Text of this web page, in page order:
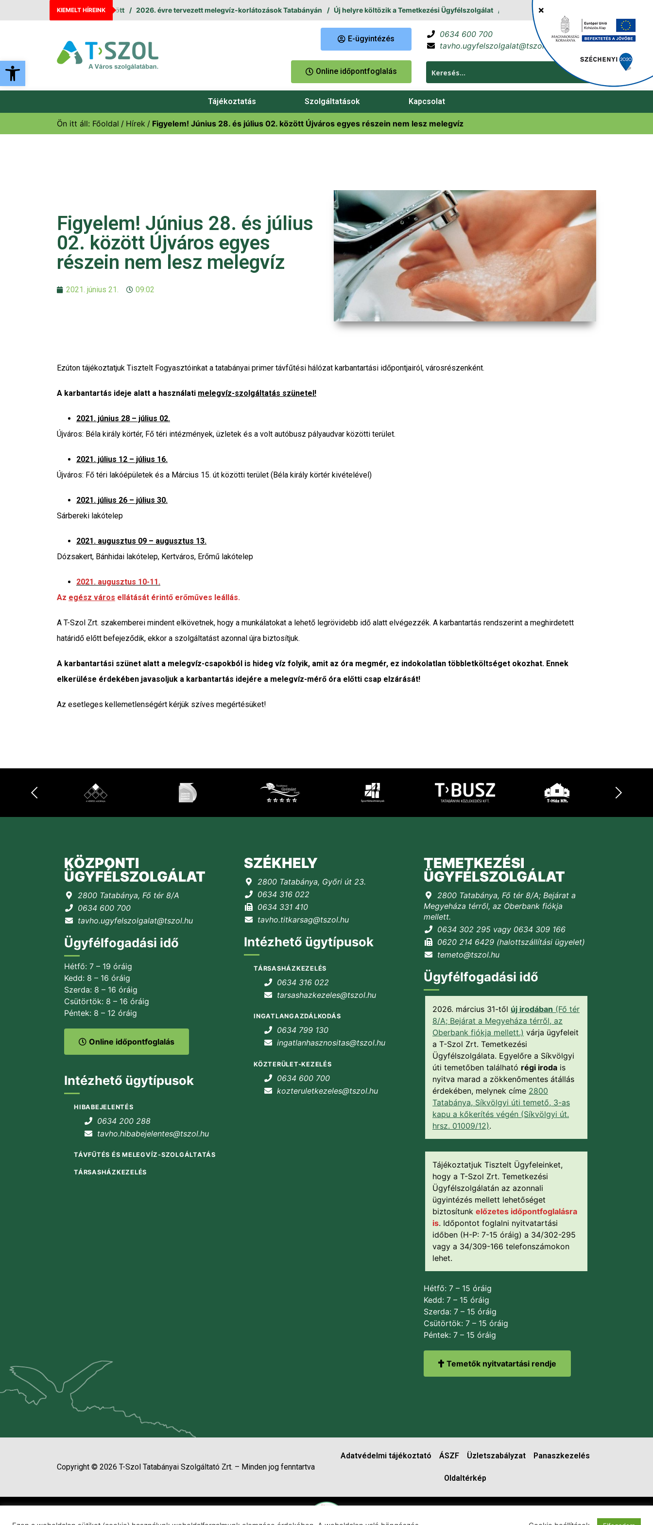
Eszköztár megnyitása
KIEMELT HÍREINK
augusztus 11. és 12. között 2026. évre tervezett melegvíz-korlátozások Tatabányán Új helyre költözik a Temetkezési Ügyfélszolgálat
E-ügyintézés
Online időpontfoglalás
0634 600 700
tavho.ugyfelszolgalat@tszol.hu
Tájékoztatás Szolgáltatások Kapcsolat
Ön itt áll: Főoldal Hírek Figyelem! Június 28. és július 02. között Újváros egyes részein nem lesz melegvíz
Figyelem! Június 28. és július
02. között Újváros egyes
részein nem lesz melegvíz
2021. június 21. 09:02
Ezúton tájékoztatjuk Tisztelt Fogyasztóinkat a tatabányai primer távfűtési hálózat karbantartási időpontjairól, városrészenként.
A karbantartás ideje alatt a használati melegvíz-szolgáltatás szünetel!
2021. június 28 – július 02.
Újváros: Béla király körtér, Fő téri intézmények, üzletek és a volt autóbusz pályaudvar közötti terület.
2021. július 12 – július 16.
Újváros: Fő téri lakóépületek és a Március 15. út közötti terület (Béla király körtér kivételével)
2021. július 26 – július 30.
Sárbereki lakótelep
2021. augusztus 09 – augusztus 13.
Dózsakert, Bánhidai lakótelep, Kertváros, Erőmű lakótelep
2021. augusztus 10-11.
Az egész város ellátását érintő erőműves leállás.
A T-Szol Zrt. szakemberei mindent elkövetnek, hogy a munkálatokat a lehető legrövidebb idő alatt elvégezzék. A karbantartás rendszerint a meghirdetett
határidő előtt befejeződik, ekkor a szolgáltatást azonnal újra biztosítjuk.
A karbantartási szünet alatt a melegvíz-csapokból is hideg víz folyik, amit az óra megmér, ez indokolatlan többletköltséget okozhat. Ennek
elkerülése érdekében javasoljuk a karbantartás idejére a melegvíz-mérő óra előtti csap elzárását!
Az esetleges kellemetlenségért kérjük szíves megértésüket!
KÖZPONTI
ÜGYFÉLSZOLGÁLAT
2800 Tatabánya, Fő tér 8/A
0634 600 700
tavho.ugyfelszolgalat@tszol.hu
Ügyfélfogadási idő
Hétfő: 7 – 19 óráig
Kedd: 8 – 16 óráig
Szerda: 8 – 16 óráig
Csütörtök: 8 – 16 óráig
Péntek: 8 – 12 óráig
Online időpontfoglalás
Intézhető ügytípusok
HIBABEJELENTÉS
0634 200 288
tavho.hibabejelentes@tszol.hu
TÁVFŰTÉS ÉS MELEGVÍZ-SZOLGÁLTATÁS
TÁRSASHÁZKEZELÉS
SZÉKHELY
2800 Tatabánya, Győri út 23.
0634 316 022
0634 331 410
tavho.titkarsag@tszol.hu
Intézhető ügytípusok
TÁRSASHÁZKEZELÉS
0634 316 022
tarsashazkezeles@tszol.hu
INGATLANGAZDÁLKODÁS
0634 799 130
ingatlanhasznositas@tszol.hu
KÖZTERÜLET-KEZELÉS
0634 600 700
kozteruletkezeles@tszol.hu
TEMETKEZÉSI
ÜGYFÉLSZOLGÁLAT
2800 Tatabánya, Fő tér 8/A; Bejárat a
Megyeháza térről, az Oberbank fiókja
mellett.
0634 302 295 vagy 0634 309 166
0620 214 6429 (halottszállítási ügyelet)
temeto@tszol.hu
Ügyfélfogadási idő
2026. március 31-től új irodában (Fő tér
8/A; Bejárat a Megyeháza térről, az
Oberbank fiókja mellett.) várja ügyfeleit
a T-Szol Zrt. Temetkezési
Ügyfélszolgálata. Egyelőre a Síkvölgyi
úti temetőben található régi iroda is
nyitva marad a zökkenőmentes átállás
érdekében, melynek címe 2800
Tatabánya, Síkvölgyi úti temető, 3-as
kapu a kőkerítés végén (Síkvölgyi út.
hrsz. 01009/12).
Tájékoztatjuk Tisztelt Ügyfeleinket,
hogy a T-Szol Zrt. Temetkezési
Ügyfélszolgálatán az azonnali
ügyintézés mellett lehetőséget
biztosítunk előzetes időpontfoglalásra
is. Időpontot foglalni nyitvatartási
időben (H-P: 7-15 óráig) a 34/302-295
vagy a 34/309-166 telefonszámokon
lehet.
Hétfő: 7 – 15 óráig
Kedd: 7 – 15 óráig
Szerda: 7 – 15 óráig
Csütörtök: 7 – 15 óráig
Péntek: 7 – 15 óráig
Temetők nyitvatartási rendje
Copyright © 2026 T-Szol Tatabányai Szolgáltató Zrt. – Minden jog fenntartva
Adatvédelmi tájékoztató ÁSZF Üzletszabályzat Panaszkezelés
Oldaltérkép